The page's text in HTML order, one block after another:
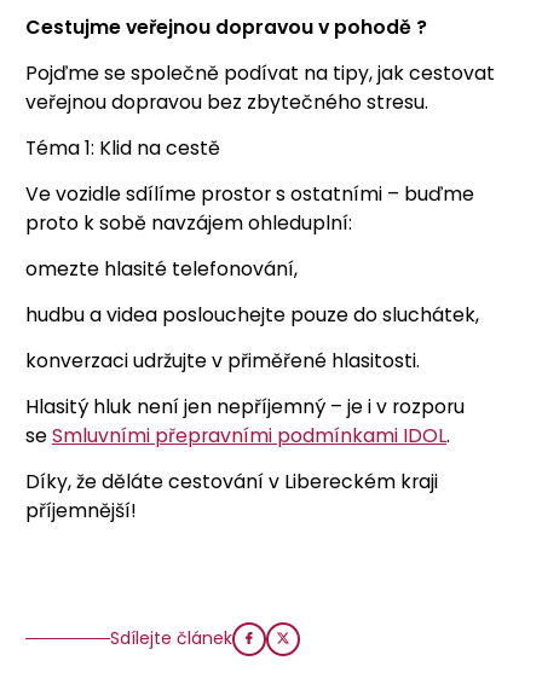
Cestujme veřejnou dopravou v pohodě ?
Pojďme se společně podívat na tipy, jak cestovat
veřejnou dopravou bez zbytečného stresu.
Téma 1: Klid na cestě
Ve vozidle sdílíme prostor s ostatními – buďme
proto k sobě navzájem ohleduplní:
omezte hlasité telefonování,
hudbu a videa poslouchejte pouze do sluchátek,
konverzaci udržujte v přiměřené hlasitosti.
Hlasitý hluk není jen nepříjemný – je i v rozporu
seSmluvními přepravními podmínkami IDOL.
Díky, že děláte cestování v Libereckém kraji
příjemnější!
Sdílejte článek